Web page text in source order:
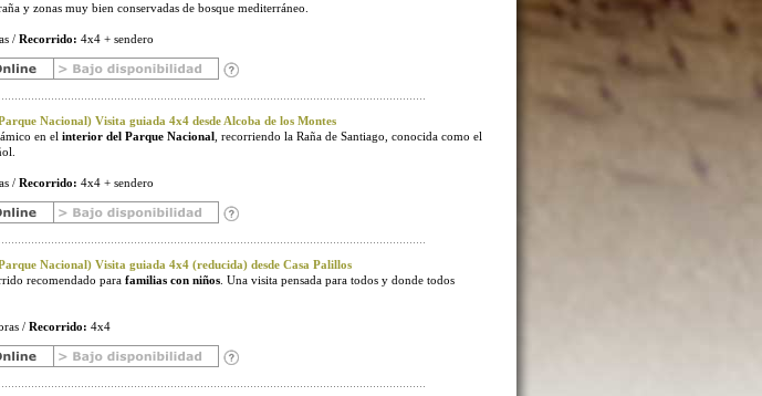
y zonas muy bien conservadas de bosque mediterráneo.
/ Recorrido: 4x4 + sendero
Nacional) Visita guiada 4x4 desde Alcoba de los Montes
en el interior del Parque Nacional , recorriendo la Raña de Santiago, conocida como el
/ Recorrido: 4x4 + sendero
Nacional) Visita guiada 4x4 (reducida) desde Casa Palillos
recomendado para familias con niños . Una visita pensada para todos y donde todos
/ Recorrido: 4x4